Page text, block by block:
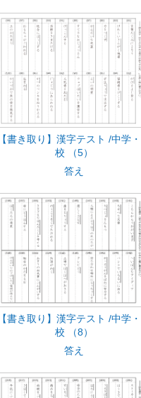
【書き取り】漢字テスト /中学
校 （5）
答え
【書き取り】漢字テスト /中学
校 （8）
答え